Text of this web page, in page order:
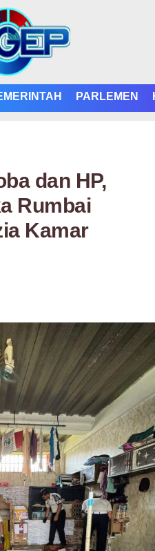
PARLEMEN
dan HP,
Rumbai
Kamar